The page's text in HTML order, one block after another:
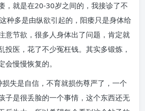
，就是在20-30岁之间的，我接诊了不
种多是由纵欲引起的，阳痿只是身体给
意节欲，很多人身体出了问题，肯定就
投医，花了不少冤枉钱。其实多锻炼，
会慢慢恢复的。
失是自信，不育就损伤尊严了，一个
子是很丢脸的一个事情，这个东西还无